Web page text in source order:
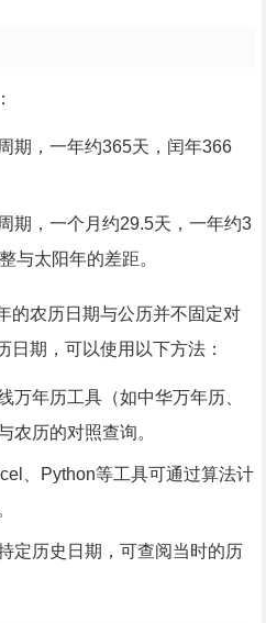
期，一年约365天，闰年366
期，一个月约29.5天，一年约3
与太阳年的差距。
的农历日期与公历并不固定对
日期，可以使用以下方法：
万年历工具（如中华万年历、
农历的对照查询。
、Python等工具可通过算法计
定历史日期，可查阅当时的历